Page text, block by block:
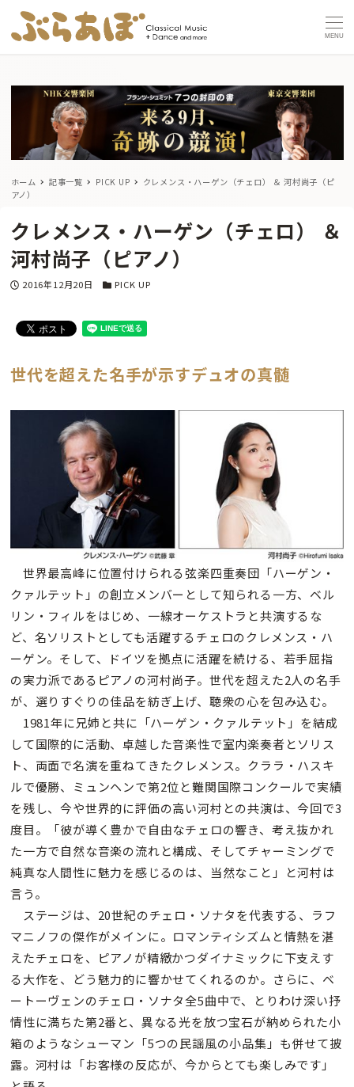
MENU
ホーム 記事一覧 PICK UP
クレメンス・ハーゲン（チェロ） ＆ 河村尚子（ピ
アノ）
クレメンス・ハーゲン（チェロ） ＆
河村尚子（ピアノ）
投稿日
2016年12月20日 カテゴリー
PICK UP
世代を超えた名手が示すデュオの真髄
世界最高峰に位置付けられる弦楽四重奏団「ハーゲン・
クァルテット」の創立メンバーとして知られる一方、ベル
リン・フィルをはじめ、一線オーケストラと共演するな
ど、名ソリストとしても活躍するチェロのクレメンス・ハ
ーゲン。そして、ドイツを拠点に活躍を続ける、若手屈指
の実力派であるピアノの河村尚子。世代を超えた2人の名手
が、選りすぐりの佳品を紡ぎ上げ、聴衆の心を包み込む。
1981年に兄姉と共に「ハーゲン・クァルテット」を結成
して国際的に活動、卓越した音楽性で室内楽奏者とソリス
ト、両面で名演を重ねてきたクレメンス。クララ・ハスキ
ルで優勝、ミュンヘンで第2位と難関国際コンクールで実績
を残し、今や世界的に評価の高い河村との共演は、今回で3
度目。「彼が導く豊かで自由なチェロの響き、考え抜かれ
た一方で自然な音楽の流れと構成、そしてチャーミングで
純真な人間性に魅力を感じるのは、当然なこと」と河村は
言う。
ステージは、20世紀のチェロ・ソナタを代表する、ラフ
マニノフの傑作がメインに。ロマンティシズムと情熱を湛
えたチェロを、ピアノが精緻かつダイナミックに下支えす
る大作を、どう魅力的に響かせてくれるのか。さらに、ベ
ートーヴェンのチェロ・ソナタ全5曲中で、とりわけ深い抒
情性に満ちた第2番と、異なる光を放つ宝石が納められた小
箱のようなシューマン「5つの民謡風の小品集」も併せて披
露。河村は「お客様の反応が、今からとても楽しみです」